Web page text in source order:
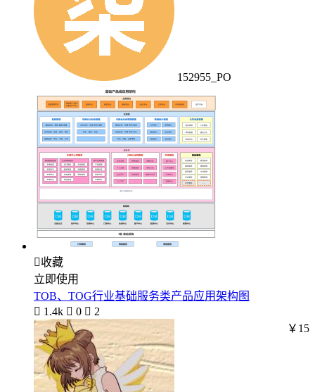
152955_PO
收藏
立即使用
TOB、TOG行业基础服务类产品应用架构图
 1.4k  0  2
￥15